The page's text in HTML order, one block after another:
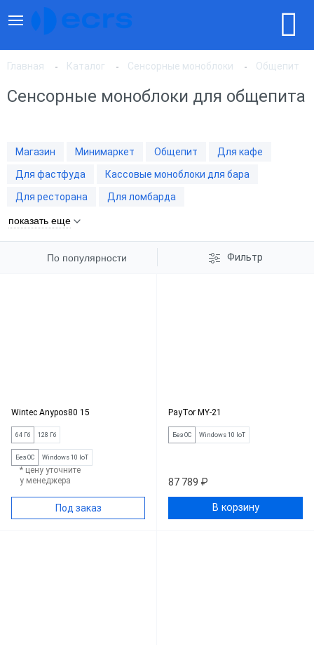
Главная Каталог Сенсорные моноблоки Общепит
Сенсорные моноблоки для общепита
Магазин Минимаркет Общепит
Для кафе
Для фастфуда
Кассовые моноблоки для бара
Для ресторана
Для ломбарда
показать еще
По популярности Фильтр
По цене, по возрастанию
Wintec Anypos80 15
64 Гб 128 Гб
Без ОС Windows 10 IoT
* цену уточните
у менеджера
Под заказ
PayTor MY-21
Без ОС Windows 10 IoT
87 789 ₽
В корзину